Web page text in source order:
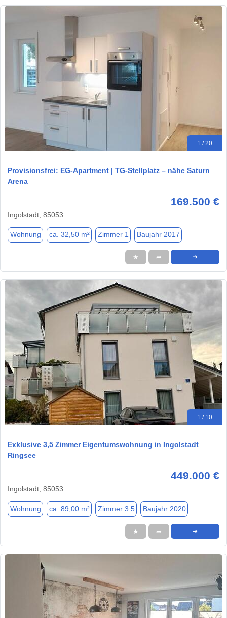
1 / 20
Provisionsfrei: EG-Apartment | TG-Stellplatz – nähe Saturn
Arena
169.500 €
Ingolstadt, 85053
Wohnung ca. 32,50 m² Zimmer 1 Baujahr 2017
★ ➦ ➜
1 / 10
Exklusive 3,5 Zimmer Eigentumswohnung in Ingolstadt
Ringsee
449.000 €
Ingolstadt, 85053
Wohnung ca. 89,00 m² Zimmer 3.5 Baujahr 2020
★ ➦ ➜